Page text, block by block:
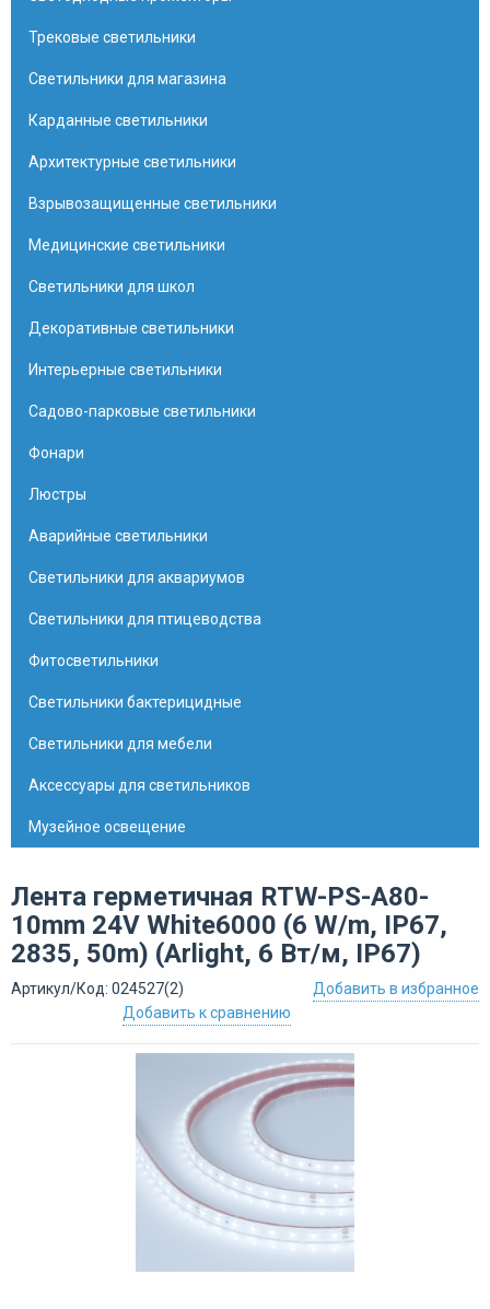
Трековые светильники
Светильники для магазина
Карданные светильники
Архитектурные светильники
Взрывозащищенные светильники
Медицинские светильники
Светильники для школ
Декоративные светильники
Интерьерные светильники
Садово-парковые светильники
Фонари
Люстры
Аварийные светильники
Светильники для аквариумов
Светильники для птицеводства
Фитосветильники
Светильники бактерицидные
Светильники для мебели
Аксессуары для светильников
Музейное освещение
Лента герметичная RTW-PS-A80-
10mm 24V White6000 (6 W/m, IP67,
2835, 50m) (Arlight, 6 Вт/м, IP67)
Артикул/Код: 024527(2)
Добавить в избранное
Добавить к сравнению